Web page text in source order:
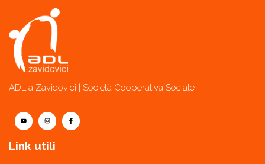
ADL a Zavidovici | Società Cooperativa Sociale
Link utili